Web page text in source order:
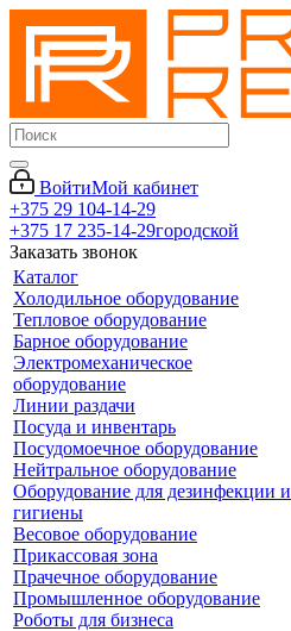
ВойтиМой кабинет
+375 29 104-14-29
+375 17 235-14-29городской
Заказать звонок
Каталог
Холодильное оборудование
Тепловое оборудование
Барное оборудование
Электромеханическое
оборудование
Линии раздачи
Посуда и инвентарь
Посудомоечное оборудование
Нейтральное оборудование
Оборудование для дезинфекции и
гигиены
Весовое оборудование
Прикассовая зона
Прачечное оборудование
Промышленное оборудование
Роботы для бизнеса